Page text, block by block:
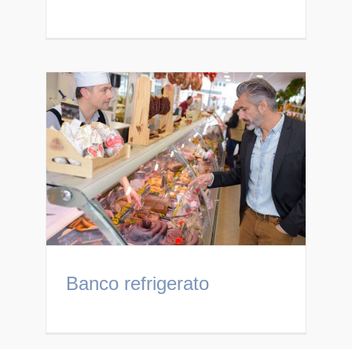
Banco refrigerato